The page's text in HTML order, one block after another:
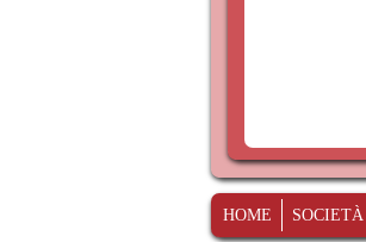
HOME SOCIETÀ